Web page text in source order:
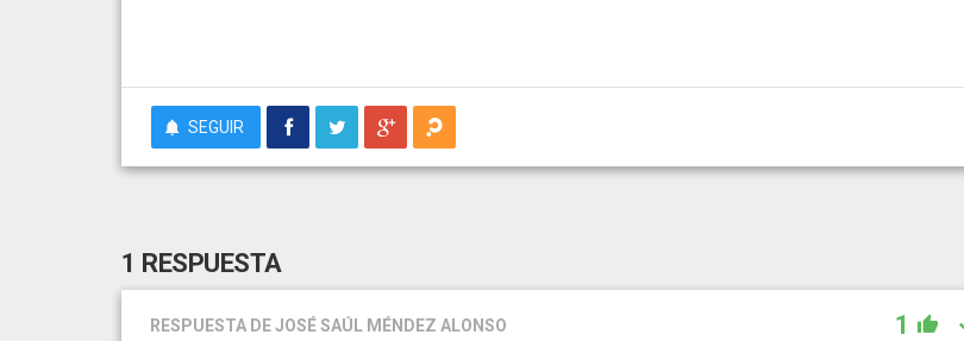
SEGUIR
1 RESPUESTA
RESPUESTA DE JOSÉ SAÚL MÉNDEZ ALONSO 1